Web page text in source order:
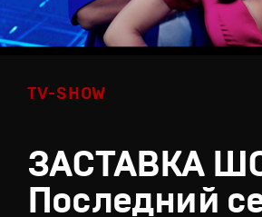
TV-SHOW
ЗАСТАВКА
Последний